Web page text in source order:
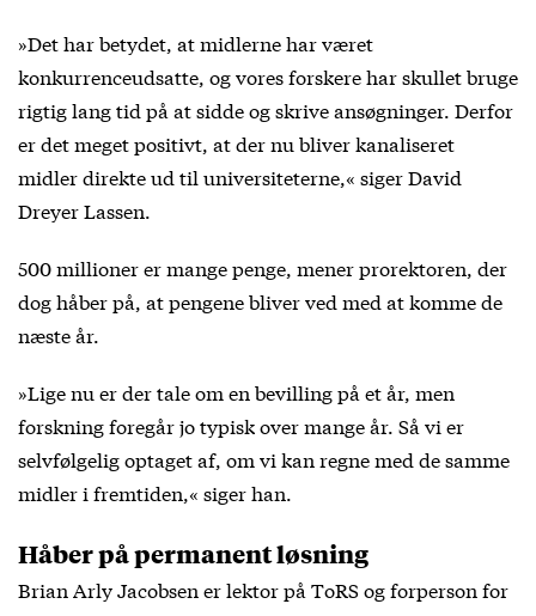
»Det har betydet, at midlerne har været
konkurrenceudsatte, og vores forskere har skullet bruge
rigtig lang tid på at sidde og skrive ansøgninger. Derfor
er det meget positivt, at der nu bliver kanaliseret
midler direkte ud til universiteterne,« siger David
Dreyer Lassen.
500 millioner er mange penge, mener prorektoren, der
dog håber på, at pengene bliver ved med at komme de
næste år.
»Lige nu er der tale om en bevilling på et år, men
forskning foregår jo typisk over mange år. Så vi er
selvfølgelig optaget af, om vi kan regne med de samme
midler i fremtiden,« siger han.
Håber på permanent løsning
Brian Arly Jacobsen er lektor på ToRS og forperson for